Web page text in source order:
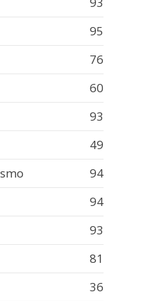
95
76
60
93
49
94
94
93
81
36